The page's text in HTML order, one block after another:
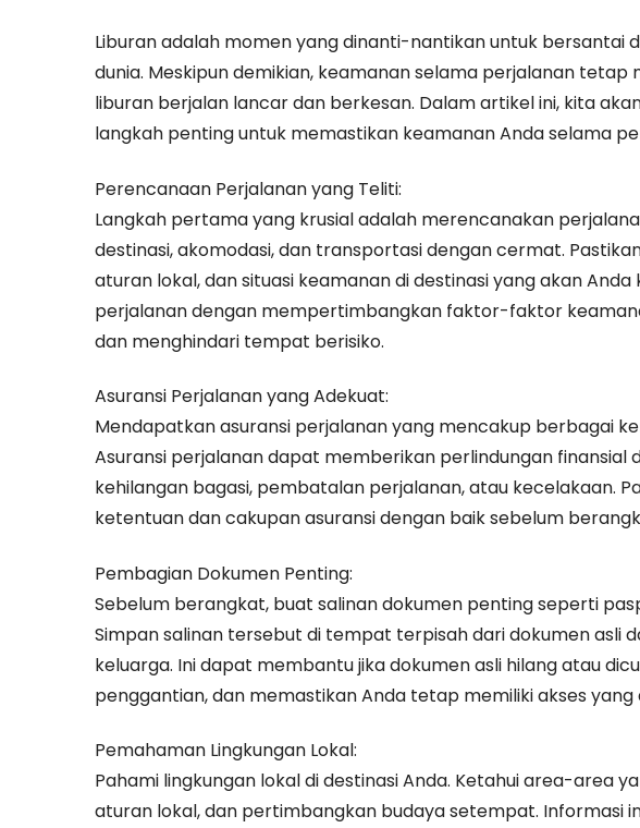
Tanpa
Khawatir:
Panduan
5
untuk
Memastikan
Keamanan
Anda
di
Perjalanan
Liburan adalah momen yang dinanti-nantikan untuk bersantai
dunia. Meskipun demikian, keamanan selama perjalanan tetap
liburan berjalan lancar dan berkesan. Dalam artikel ini, kita
langkah penting untuk memastikan keamanan Anda selama
Perencanaan Perjalanan yang Teliti:
Langkah pertama yang krusial adalah merencanakan
destinasi, akomodasi, dan transportasi dengan cermat.
aturan lokal, dan situasi keamanan di destinasi yang akan Anda
perjalanan dengan mempertimbangkan faktor-faktor
dan menghindari tempat berisiko.
Asuransi Perjalanan yang Adekuat:
Mendapatkan asuransi perjalanan yang mencakup berbagai
Asuransi perjalanan dapat memberikan perlindungan finansial
kehilangan bagasi, pembatalan perjalanan, atau kecelakaan.
ketentuan dan cakupan asuransi dengan baik sebelum
Pembagian Dokumen Penting:
Sebelum berangkat, buat salinan dokumen penting seperti
Simpan salinan tersebut di tempat terpisah dari dokumen asli
keluarga. Ini dapat membantu jika dokumen asli hilang atau
penggantian, dan memastikan Anda tetap memiliki akses yang
Pemahaman Lingkungan Lokal:
Pahami lingkungan lokal di destinasi Anda. Ketahui area-area
aturan lokal, dan pertimbangkan budaya setempat. Informasi